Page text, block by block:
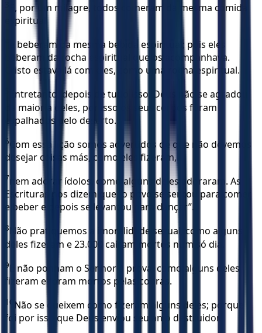
E, por um milagre, todos comeram da mesma comida
espiritual
e beberam da mesma bebida espiritual; pois eles
beberam da rocha espiritual que os acompanhava.
Cristo estava lá com eles, como uma rocha espiritual.
Entretanto, depois de tudo isso, Deus não se agradou
da maioria deles, por isso os seus corpos foram
espalhados pelo deserto.
6Com essa lição somos advertidos de que não devemos
desejar coisas más, como eles fizeram,
7nem adorar ídolos, como alguns deles adoraram. As
Escrituras nos dizem que “o povo se sentou para comer
e beber e depois se levantou para dançar”.
8
Não pratiquemos a imoralidade sexual, como alguns
deles fizeram e 23.000 caíram mortos num só dia.
9
E não ponham o Senhor à prova, como alguns deles
fizeram e foram mortos pelas cobras.
10 Não se queixem como fizeram alguns deles; porque
foi por isso que Deus enviou seu anjo destruidor.